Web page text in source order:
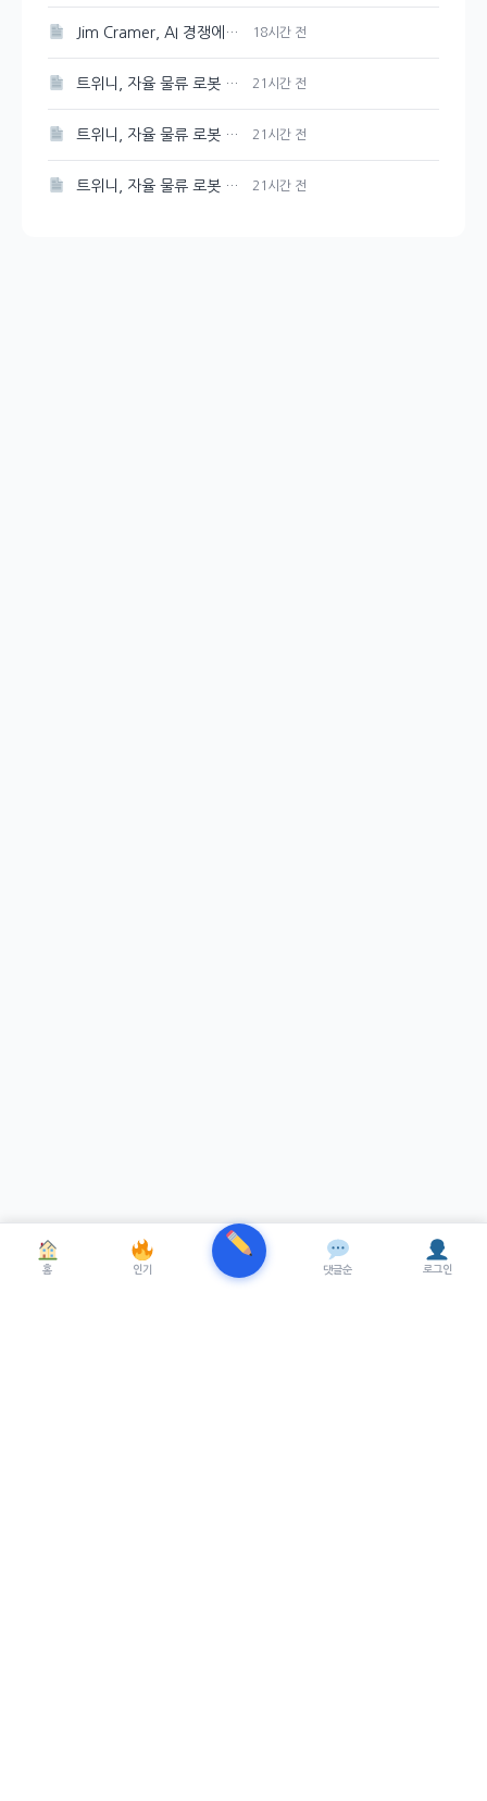
Jim Cramer, AI 경쟁에서 여러 승자가 존재한다는 18시간 전
트위니, 자율 물류 로봇 혁신…미국과 일본 진출 전망 21시간 전
트위니, 자율 물류 로봇 혁신…미국과 일본 진출 예고 21시간 전
트위니, 자율 물류 로봇 혁신…미국과 일본 시장 진출 예상 21시간 전
홈 인기 댓글순 로그인